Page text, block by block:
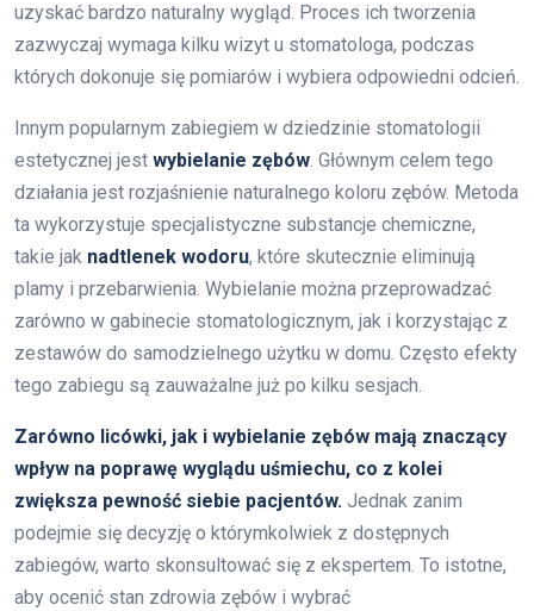
uzyskać bardzo naturalny wygląd. Proces ich tworzenia
zazwyczaj wymaga kilku wizyt u stomatologa, podczas
których dokonuje się pomiarów i wybiera odpowiedni odcień.
Innym popularnym zabiegiem w dziedzinie stomatologii
estetycznej jest wybielanie zębów. Głównym celem tego
działania jest rozjaśnienie naturalnego koloru zębów. Metoda
ta wykorzystuje specjalistyczne substancje chemiczne,
takie jak nadtlenek wodoru, które skutecznie eliminują
plamy i przebarwienia. Wybielanie można przeprowadzać
zarówno w gabinecie stomatologicznym, jak i korzystając z
zestawów do samodzielnego użytku w domu. Często efekty
tego zabiegu są zauważalne już po kilku sesjach.
Zarówno licówki, jak i wybielanie zębów mają znaczący
wpływ na poprawę wyglądu uśmiechu, co z kolei
zwiększa pewność siebie pacjentów. Jednak zanim
podejmie się decyzję o którymkolwiek z dostępnych
zabiegów, warto skonsultować się z ekspertem. To istotne,
aby ocenić stan zdrowia zębów i wybrać